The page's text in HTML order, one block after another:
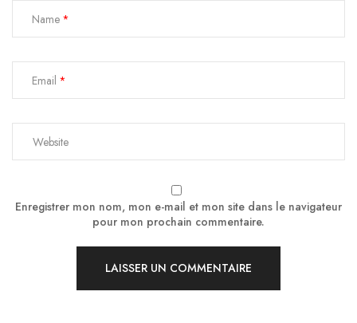
Name
Email
Enregistrer mon nom, mon e-mail et mon site dans le navigateur
pour mon prochain commentaire.